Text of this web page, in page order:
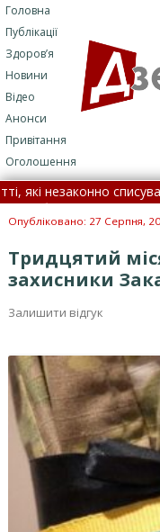
Головна
Публікації
Здоров’я
Новини
Відео
Анонси
Привітання
Оголошення
обліку
• 7 серпня: це цікаво
Опубліковано: 27 Серпня,
Тридцятий
захисники
Залишити відгук